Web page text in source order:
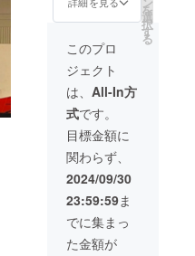
(動作環
境：PC/
スマホ)
※詳細は
メール
にてご
連絡さ
せてい
ただき
ます。
※有効期
限は
2024年
10月か
ら1年間
ン。90
分間の
集中コ
ンサル
ティン
グで、
生活習
慣の改
善をサ
ポート
しま
す。 日
時：
メール
にて調
整 時
間：90
を
選
択
す
る
このプロ
ジェクト
は、 All-In方
式です。
目標金額に
関わらず、
2024/09/30
23:59:59ま
でに集まっ
た金額が